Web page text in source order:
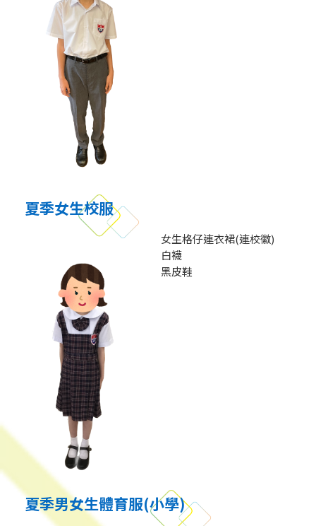
夏季女生校服
女生格仔連衣裙(連校徽)
白襪
黑皮鞋
夏季男女生體育服(小學)